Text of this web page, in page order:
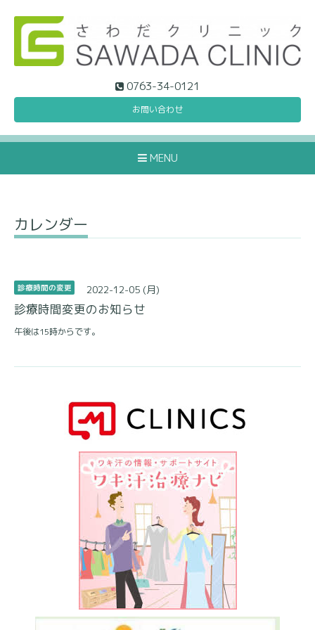
0763-34-0121
お問い合わせ
MENU
カレンダー
診療時間の変更 2022-12-05 (月)
診療時間変更のお知らせ
午後は15時からです。